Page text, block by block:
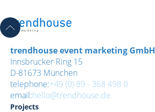
trendhouse event marketing GmbH
Innsbrucker Ring 15
D-81673 München
telephone:+49 (0) 89 - 368 498 0
email:hello@trendhouse.de
Projects